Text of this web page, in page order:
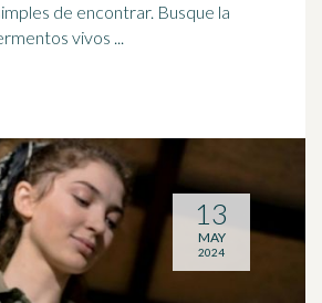
de encontrar. Busque la
vivos ...
13
MAY
2024